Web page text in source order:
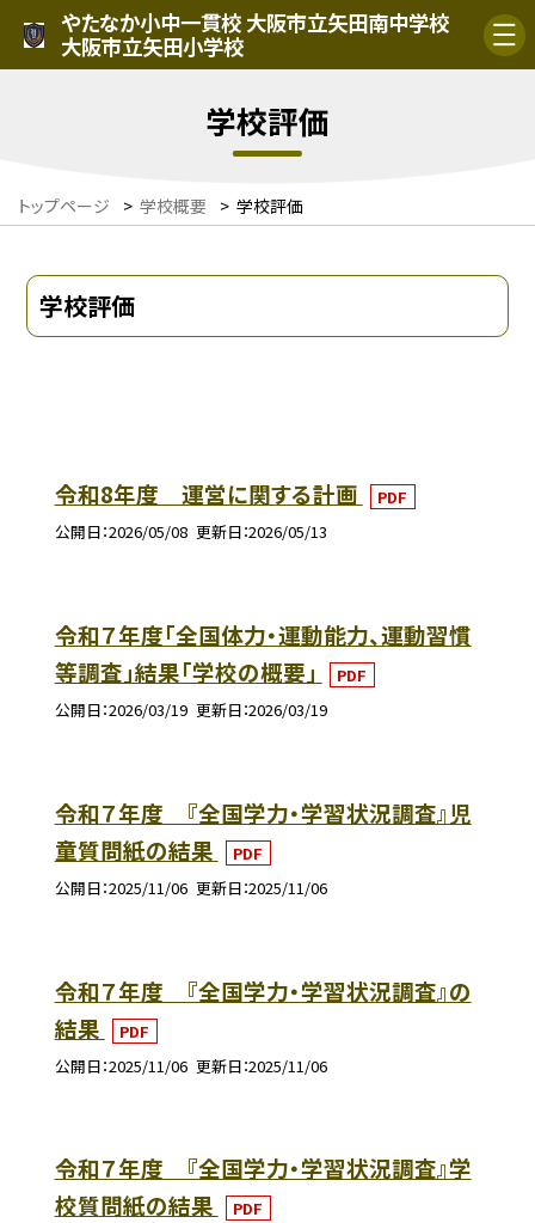
やたなか小中一貫校 大阪市立矢田南中学校
大阪市立矢田小学校
学校評価
トップページ > 学校概要 > 学校評価
学校評価
令和8年度 運営に関する計画
PDF
公開日 2026/05/08 更新日 2026/05/13
令和７年度「全国体力・運動能力、運動習慣
等調査」結果「学校の概要」
PDF
公開日 2026/03/19 更新日 2026/03/19
令和７年度 『全国学力・学習状況調査』児
童質問紙の結果
PDF
公開日 2025/11/06 更新日 2025/11/06
令和７年度 『全国学力・学習状況調査』の
結果
PDF
公開日 2025/11/06 更新日 2025/11/06
令和７年度 『全国学力・学習状況調査』学
校質問紙の結果
PDF